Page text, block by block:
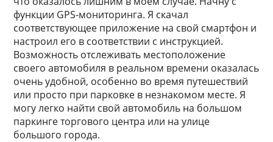
функции GPS-мониторинга. Я скачал
соответствующее приложение на свой смартфон и
настроил его в соответствии с инструкцией.
Возможность отслеживать местоположение
своего автомобиля в реальном времени оказалась
очень удобной, особенно во время путешествий
или просто при парковке в незнакомом месте. Я
могу легко найти свой автомобиль на большом
паркинге торгового центра или на улице
большого города.